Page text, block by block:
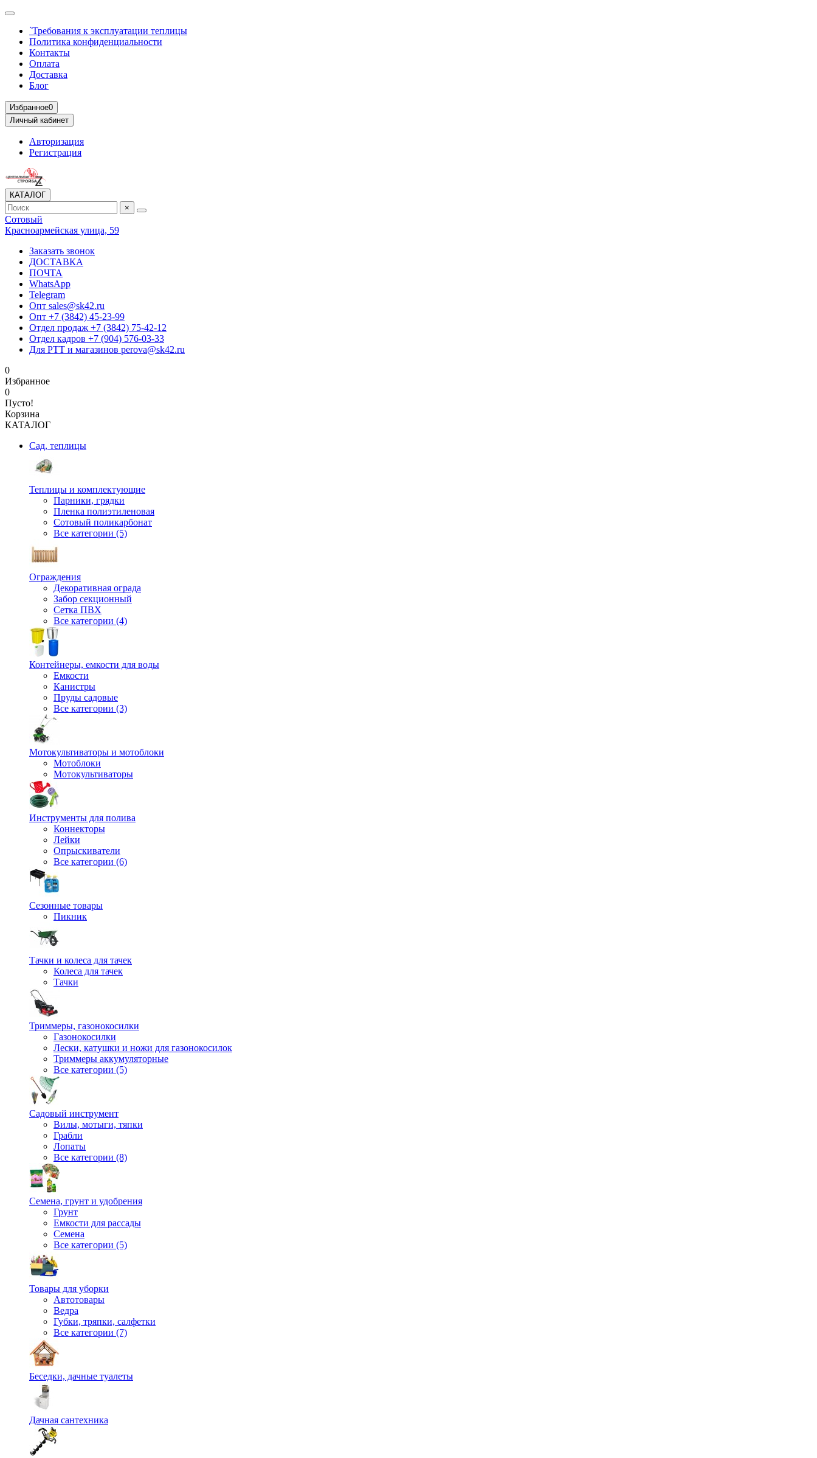
`Требования к эксплуатации теплицы
Политика конфиденциальности
Контакты
Оплата
Доставка
Блог
Избранное0
Личный кабинет
Авторизация
Регистрация
КАТАЛОГ
×
Сотовый
Красноармейская улица, 59
Заказать звонок
ДОСТАВКА
ПОЧТА
WhatsApp
Telegram
Опт sales@sk42.ru
Опт +7 (3842) 45-23-99
Отдел продаж +7 (3842) 75-42-12
Отдел кадров +7 (904) 576-03-33
Для РТТ и магазинов perova@sk42.ru
0
Избранное
0
Пусто!
Корзина
КАТАЛОГ
Сад, теплицы
Теплицы и комплектующие
Парники, грядки
Пленка полиэтиленовая
Сотовый поликарбонат
Все категории (5)
Ограждения
Декоративная ограда
Забор секционный
Сетка ПВХ
Все категории (4)
Контейнеры, емкости для воды
Емкости
Канистры
Пруды садовые
Все категории (3)
Мотокультиваторы и мотоблоки
Мотоблоки
Мотокультиваторы
Инструменты для полива
Коннекторы
Лейки
Опрыскиватели
Все категории (6)
Сезонные товары
Пикник
Тачки и колеса для тачек
Колеса для тачек
Тачки
Триммеры, газонокосилки
Газонокосилки
Лески, катушки и ножи для газонокосилок
Триммеры аккумуляторные
Все категории (5)
Садовый инструмент
Вилы, мотыги, тяпки
Грабли
Лопаты
Все категории (8)
Семена, грунт и удобрения
Грунт
Емкости для рассады
Семена
Все категории (5)
Товары для уборки
Автотовары
Ведра
Губки, тряпки, салфетки
Все категории (7)
Беседки, дачные туалеты
Дачная сантехника